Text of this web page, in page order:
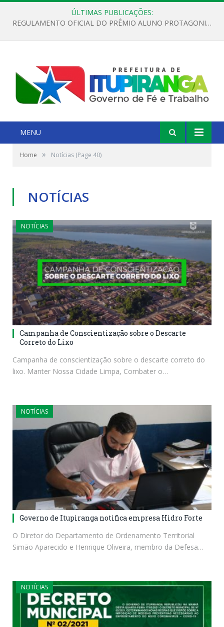
ÚLTIMAS PUBLICAÇÕES:
REGULAMENTO OFICIAL DO PRÊMIO ALUNO PROTAGONISTA – EDIÇÃO 2026
MENU
Home » Notícias (Page 40)
NOTÍCIAS
NOTÍCIAS
Campanha de Conscientização sobre o Descarte
Correto do Lixo
Campanha de conscientização sobre o descarte correto do
lixo. Manter Nossa Cidade Limpa, Combater o…
NOTÍCIAS
Governo de Itupiranga notifica empresa Hidro Forte
O Diretor do Departamento de Ordenamento Territorial
Simão Aparecido e Henrique Oliveira, membro da Defesa…
NOTÍCIAS